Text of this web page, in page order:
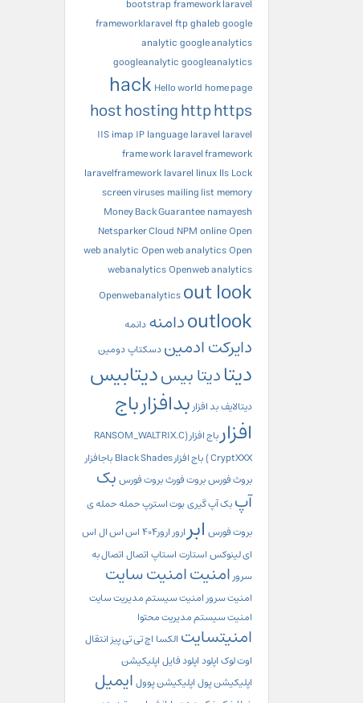
bootstrapframework laravel
frameworklaravelftpghalebgoogle
analyticgoogle analytics
googleanalyticgoogleanalytics
hack Hello world home page
hosthostinghttphttps
IISimap IPlanguagelaravel laravel
frame worklaravel framework
laravelframeworklavarel linuxllsLock
screen virusesmailing list memory
Money Back Guaranteenamayesh
Netsparker Cloud NPMonlineOpen
web analytic Open web analyticsOpen
webanalyticsOpenweb analytics
Openwebanalyticsout look
outlookدامنهدانمه
دایرکت ادمیندسکتاپدومین
دیتادیتا بیسدیتابیس
دیتالایفبد افزاربدافزارباج
افزار
باج افزار (RANSOM_WALTRIX.C
CryptXXX ) باج افزار Black Shades
باجافزار
بروث فورسبروت فورثبروت فورسبک
آپبک آپ گیریبوت استرپحملهحمله ی
بروت فورس ابرارورارور404 اس اس الاس
ای لینوکساستارتاستاپاتصالاتصال به
سرورامنیتامنیت سایت
امنیت سرورامنیت سیستم مدیریت سایت
امنیت سیستم مدیریت محتوا
امنیتسایت الکسا اچ تی تی پیزانتقال
اوت لوکاپلوداپلود فایلاپلیکیشن
اپلیکیشن پولاپلیکیشن پوولایمیل